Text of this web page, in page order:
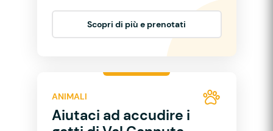
Scopri di più e prenotati
ANIMALI
Aiutaci ad accudire i